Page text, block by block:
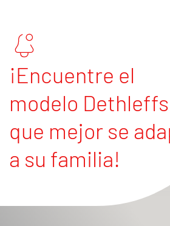
¡Encuentre el
modelo Dethleffs
que mejor se
a su familia!